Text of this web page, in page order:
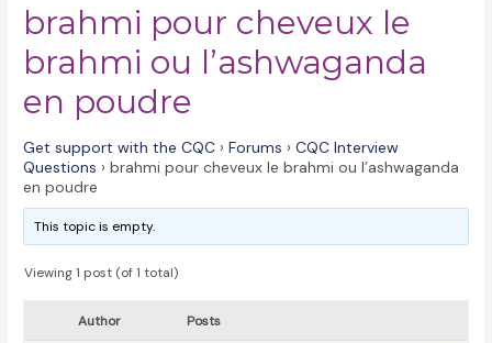
brahmi pour cheveux le
brahmi ou l’ashwaganda
en poudre
Get support with the CQC › Forums › CQC Interview
Questions › brahmi pour cheveux le brahmi ou l’ashwaganda
en poudre
This topic is empty.
Viewing 1 post (of 1 total)
Author Posts